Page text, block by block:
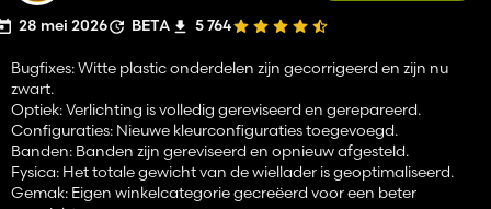
28 mei 2026 BETA 5 764
Bugfixes: Witte plastic onderdelen zijn gecorrigeerd en zijn nu
zwart.
Optiek: Verlichting is volledig gereviseerd en gerepareerd.
Configuraties: Nieuwe kleurconfiguraties toegevoegd.
Banden: Banden zijn gereviseerd en opnieuw afgesteld.
Fysica: Het totale gewicht van de wiellader is geoptimaliseerd.
Gemak: Eigen winkelcategorie gecreëerd voor een beter